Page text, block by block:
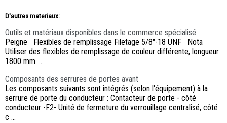
D'autres materiaux:
Outils et matériaux disponibles dans le commerce spécialisé
Peigne Flexibles de remplissage Filetage 5/8"-18 UNF Nota
Utiliser des flexibles de remplissage de couleur différente, longueur
1800 mm. ...
Composants des serrures de portes avant
Les composants suivants sont intégrés (selon l'équipement) à la
serrure de porte du conducteur : Contacteur de porte - côté
conducteur -F2- Unité de fermeture du verrouillage centralisé, côté
c ...